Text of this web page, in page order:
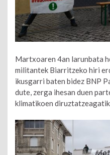
Martxoaren 4an larunbata
militantek Biarritzeko hiri
ikusgarri baten bidez BNP
dute, zerga ihesan duen
klimatikoen